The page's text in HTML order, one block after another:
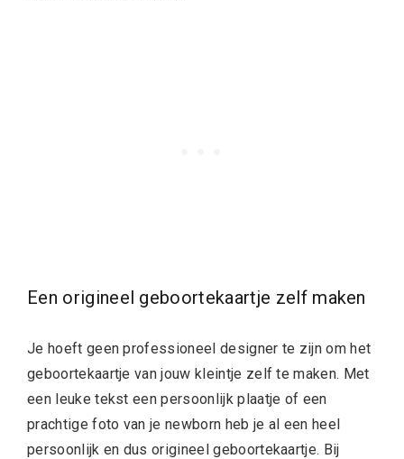
Een origineel geboortekaartje zelf maken
Je hoeft geen professioneel designer te zijn om het
geboortekaartje van jouw kleintje zelf te maken. Met
een leuke tekst een persoonlijk plaatje of een
prachtige foto van je newborn heb je al een heel
persoonlijk en dus origineel geboortekaartje. Bij